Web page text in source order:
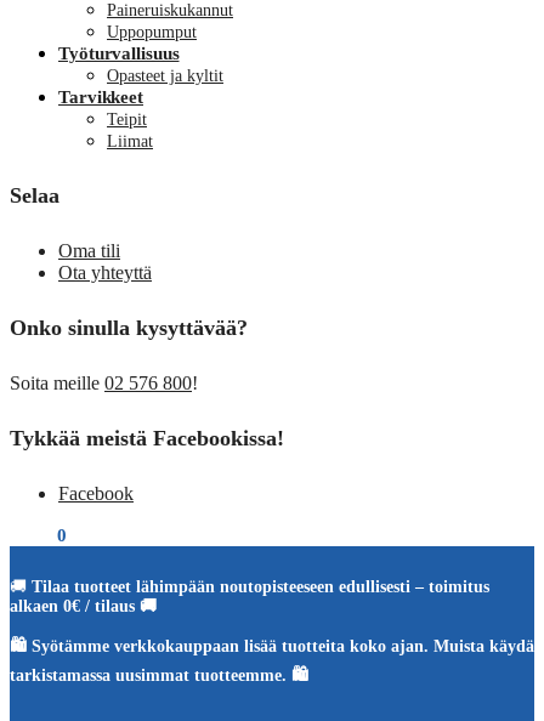
Paineruiskukannut
Uppopumput
Työturvallisuus
Opasteet ja kyltit
Tarvikkeet
Teipit
Liimat
Selaa
Oma tili
Ota yhteyttä
Onko sinulla kysyttävää?
Soita meille 02 576 800!
Tykkää meistä Facebookissa!
Facebook
0
🚚 Tilaa tuotteet lähimpään noutopisteeseen edullisesti – toimitus
alkaen 0€ / tilaus 🚚
🛍️ Syötämme verkkokauppaan lisää tuotteita koko ajan. Muista käydä
tarkistamassa uusimmat tuotteemme. 🛍️